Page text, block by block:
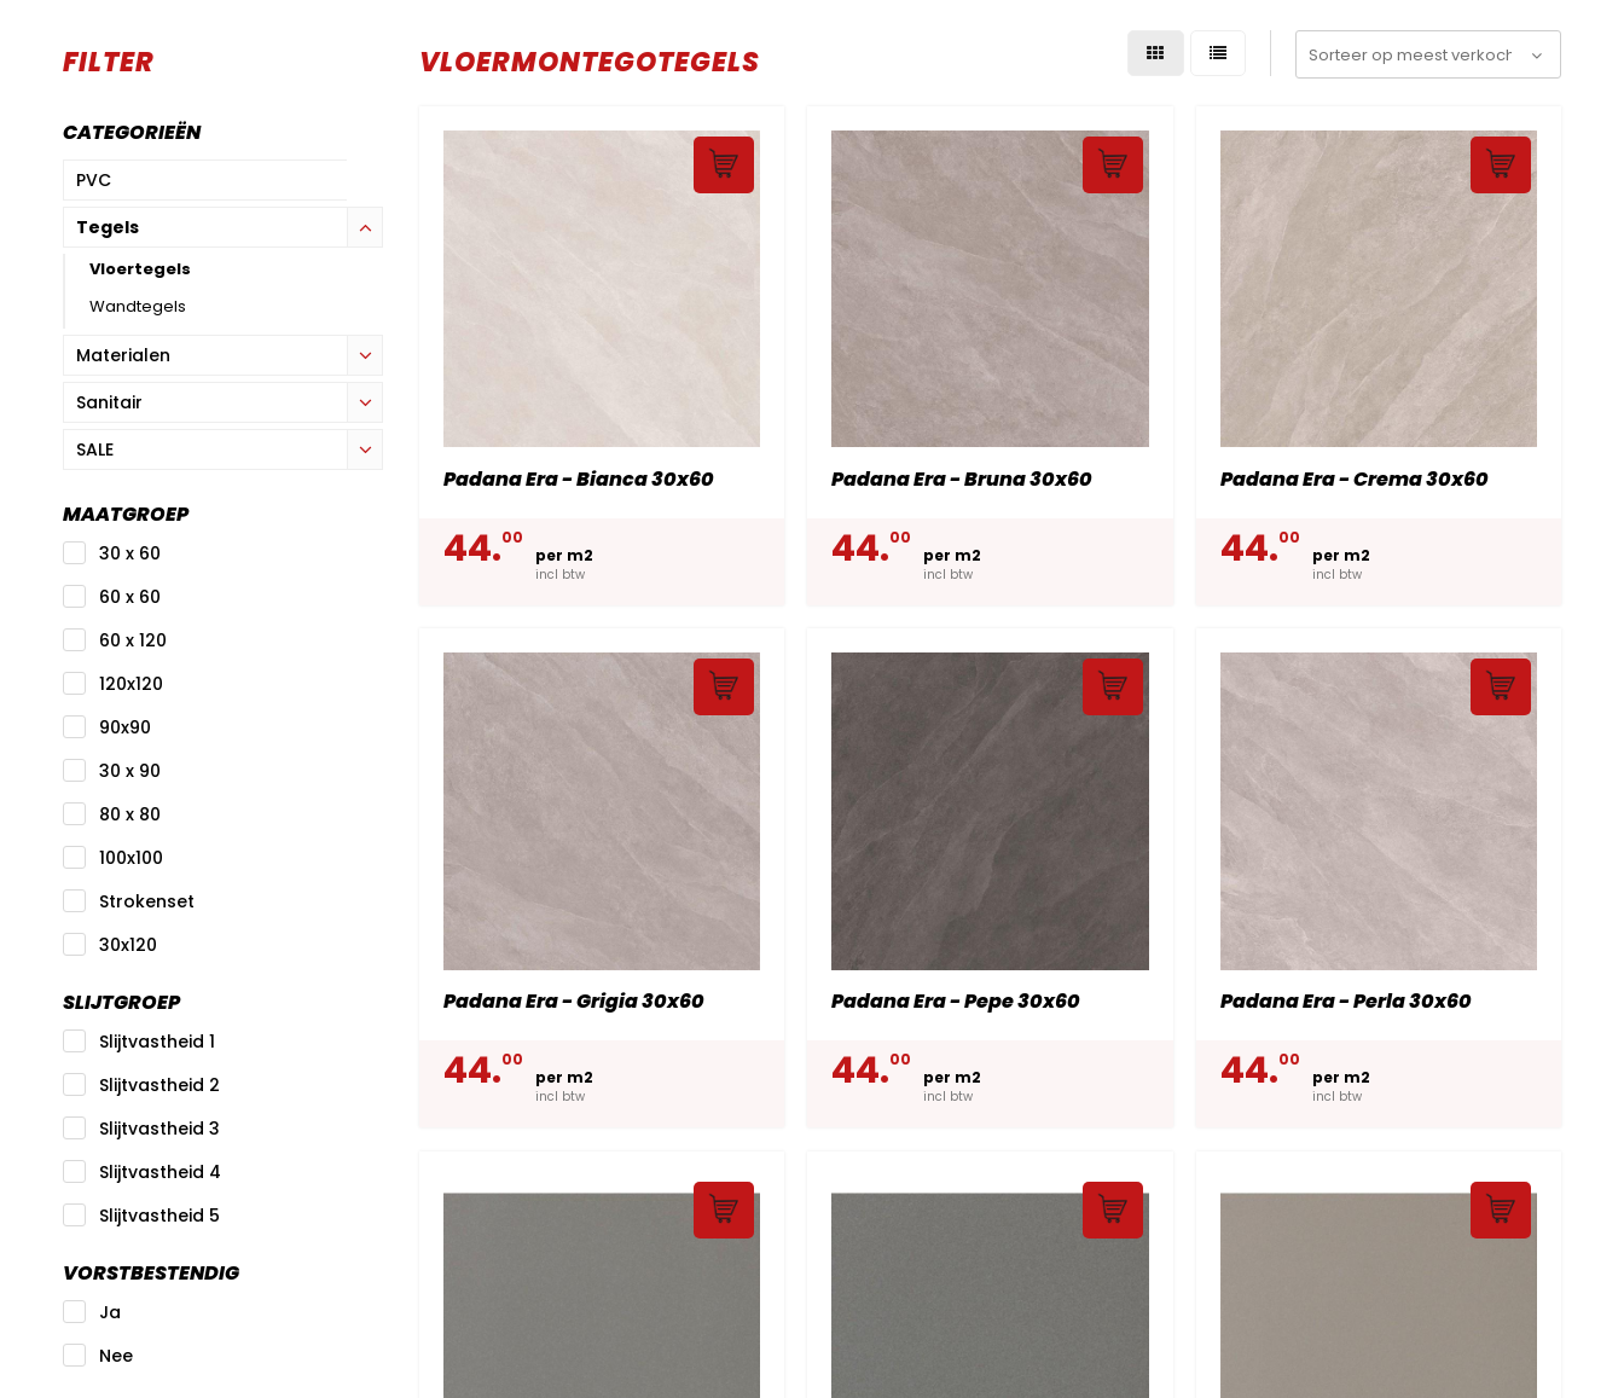
FILTER
CATEGORIEËN
PVC
Tegels
Vloertegels
Wandtegels
Materialen
Sanitair
SALE
MAATGROEP
30 x 60
60 x 60
60 x 120
120x120
90x90
30 x 90
80 x 80
100x100
Strokenset
30x120
SLIJTGROEP
Slijtvastheid 1
Slijtvastheid 2
Slijtvastheid 3
Slijtvastheid 4
Slijtvastheid 5
VORSTBESTENDIG
Ja
Nee
VLOERMONTEGOTEGELS
Padana Era - Bianca 30x60
44.00
per m2
incl btw
Padana Era - Bruna 30x60
44.00
per m2
incl btw
Padana Era - Crema 30x60
44.00
per m2
incl btw
Padana Era - Grigia 30x60
44.00
per m2
incl btw
Padana Era - Pepe 30x60
44.00
per m2
incl btw
Padana Era - Perla 30x60
44.00
per m2
incl btw